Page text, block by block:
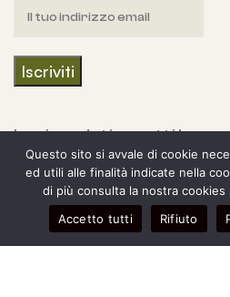
Iscrivendoti accetti la
nostra Informativa
sulla privacy e fornisci
il consenso a ricevere
aggiornamenti dalla
laterale
Il mio account
0
Carrello
Questo sito si avvale di cookie
ed utili alle finalità indicate nella
di più consulta la nostra
Accetto tutti
Rifiuto